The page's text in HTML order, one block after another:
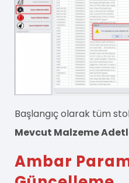
Başlangıç olarak tüm
Mevcut Malzeme
Ambar